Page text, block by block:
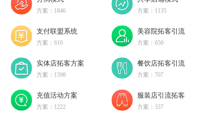
方案：1846 方案：1135
支付联盟系统
方案：610
美容院拓客引流
方案：650
实体店拓客方案
方案：1598
餐饮店拓客引流
方案：707
充值活动方案
方案：1222
服装店引流拓客
方案：337